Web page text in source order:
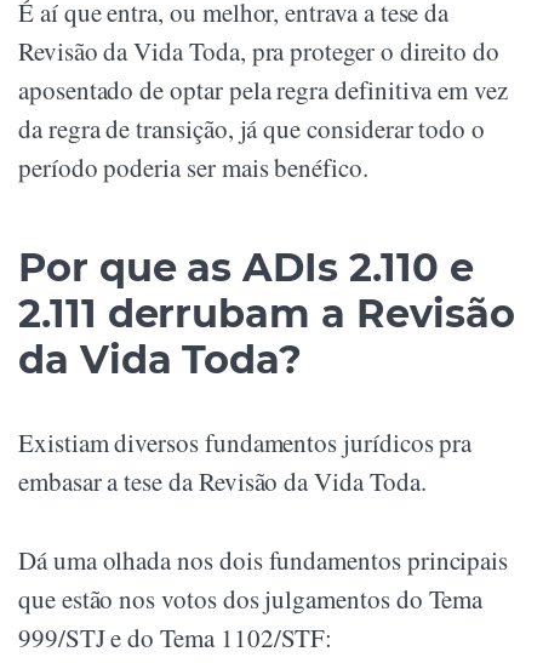
É aí que entra, ou melhor, entrava a tese da
Revisão da Vida Toda, pra proteger o direito do
aposentado de optar pela regra definitiva em vez
da regra de transição, já que considerar todo o
período poderia ser mais benéfico.
Por que as ADIs 2.110 e
2.111 derrubam a Revisão
da Vida Toda?
Existiam diversos fundamentos jurídicos pra
embasar a tese da Revisão da Vida Toda.
Dá uma olhada nos dois fundamentos principais
que estão nos votos dos julgamentos do Tema
999/STJ e do Tema 1102/STF: